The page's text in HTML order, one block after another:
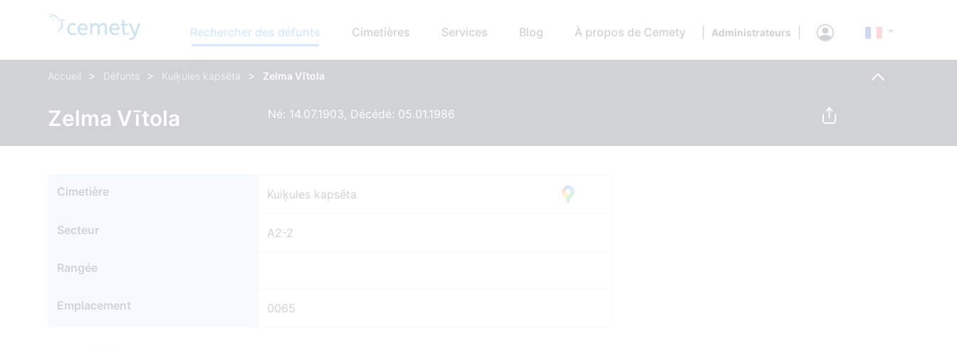
Rechercher des défunts Cimetières Services Blog À propos de Cemety Administrateurs
Accueil > Défunts > Kuiķules kapsēta > Zelma Vītola
Zelma Vītola Né: 14.07.1903, Décédé: 05.01.1986
Cimetière Kuiķules kapsēta
Secteur A2-2
Rangée
Emplacement 0065